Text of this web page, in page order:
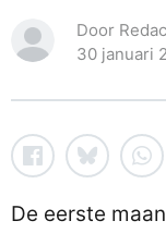
Door
30 januari
De eerste